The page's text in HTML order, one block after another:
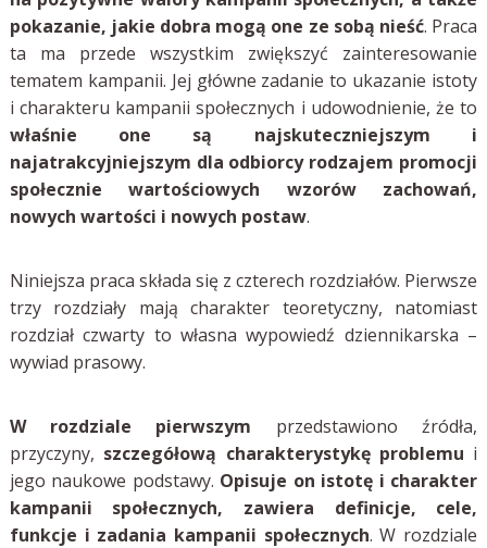
pokazanie, jakie dobra mogą one ze sobą nieść. Praca
ta ma przede wszystkim zwiększyć zainteresowanie
tematem kampanii. Jej główne zadanie to ukazanie istoty
i charakteru kampanii społecznych i udowodnienie, że to
właśnie one są najskuteczniejszym i
najatrakcyjniejszym dla odbiorcy rodzajem promocji
społecznie wartościowych wzorów zachowań,
nowych wartości i nowych postaw.
Niniejsza praca składa się z czterech rozdziałów. Pierwsze
trzy rozdziały mają charakter teoretyczny, natomiast
rozdział czwarty to własna wypowiedź dziennikarska –
wywiad prasowy.
W rozdziale pierwszym przedstawiono źródła,
przyczyny, szczegółową charakterystykę problemu i
jego naukowe podstawy. Opisuje on istotę i charakter
kampanii społecznych, zawiera definicje, cele,
funkcje i zadania kampanii społecznych. W rozdziale